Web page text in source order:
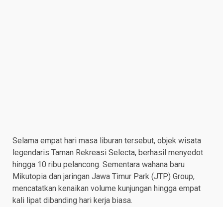
Selama empat hari masa liburan tersebut, objek wisata
legendaris Taman Rekreasi Selecta, berhasil menyedot
hingga 10 ribu pelancong. Sementara wahana baru
Mikutopia dan jaringan Jawa Timur Park (JTP) Group,
mencatatkan kenaikan volume kunjungan hingga empat
kali lipat dibanding hari kerja biasa.